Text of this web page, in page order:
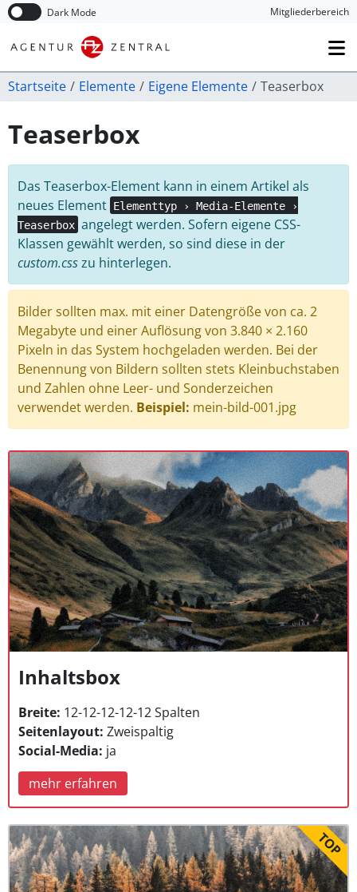
Dark Mode
Navigation überspringenMitglieder­bereich
Startseite Elemente Eigene Elemente Teaserbox
Teaserbox
Das Teaserbox-Element kann in einem Artikel als
neues Element Elementtyp › Media-Elemente ›
Teaserbox angelegt werden. Sofern eigene CSS-
Klassen gewählt werden, so sind diese in der
custom.csszu hinterlegen.
Bilder sollten max. mit einer Datengröße von ca. 2
Megabyte und einer Auflösung von 3.840 × 2.160
Pixeln in das System hochgeladen werden. Bei der
Benennung von Bildern sollten stets Kleinbuchstaben
und Zahlen ohne Leer- und Sonderzeichen
verwendet werden. Beispiel: mein-bild-001.jpg
Inhaltsbox
Breite: 12-12-12-12-12 Spalten
Seitenlayout: Zweispaltig
Social-Media: ja
mehr erfahren
TOP